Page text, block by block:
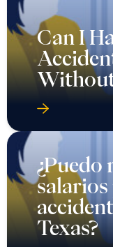
Can I
¿Puedo
salarios
Texas?